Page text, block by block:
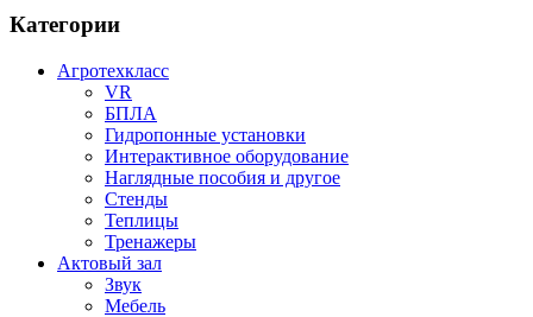
Категории
Агротехкласс
VR
БПЛА
Гидропонные установки
Интерактивное оборудование
Наглядные пособия и другое
Стенды
Теплицы
Тренажеры
Актовый зал
Звук
Мебель